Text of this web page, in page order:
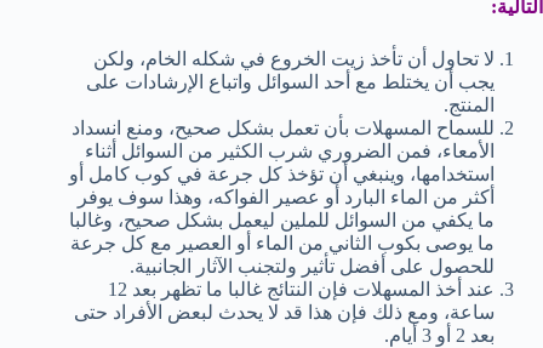
التالية:
لا تحاول أن تأخذ زيت الخروع في شكله الخام، ولكن
يجب أن يختلط مع أحد السوائل واتباع الإرشادات على
المنتج.
للسماح المسهلات بأن تعمل بشكل صحيح، ومنع انسداد
الأمعاء، فمن الضروري شرب الكثير من السوائل أثناء
استخدامها، وينبغي أن تؤخذ كل جرعة في كوب كامل أو
أكثر من الماء البارد أو عصير الفواكه، وهذا سوف يوفر
ما يكفي من السوائل للملين ليعمل بشكل صحيح، وغالبا
ما يوصى بكوب الثاني من الماء أو العصير مع كل جرعة
للحصول على أفضل تأثير ولتجنب الآثار الجانبية.
عند أخذ المسهلات فإن النتائج غالبا ما تظهر بعد 12
ساعة، ومع ذلك فإن هذا قد لا يحدث لبعض الأفراد حتى
بعد 2 أو 3 أيام.